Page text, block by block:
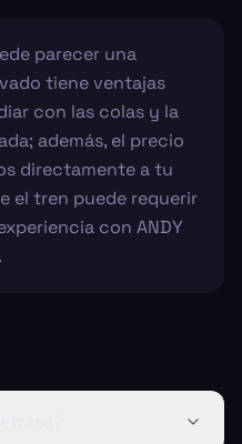
parecer una
tiene ventajas
con las colas y la
además, el precio
directamente a tu
el tren puede requerir
con ANDY